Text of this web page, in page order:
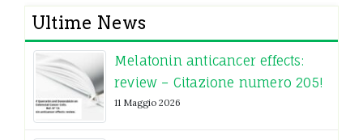
Ultime News
Melatonin anticancer effects:
review – Citazione numero 205!
11 Maggio 2026